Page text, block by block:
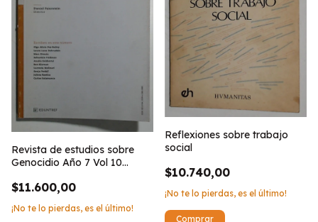
Revista de estudios sobre
Genocidio Año 7 Vol 10
$11.600,00
¡No te lo pierdas, es el último!
Reflexiones sobre trabajo
social
$10.740,00
¡No te lo pierdas, es el último!